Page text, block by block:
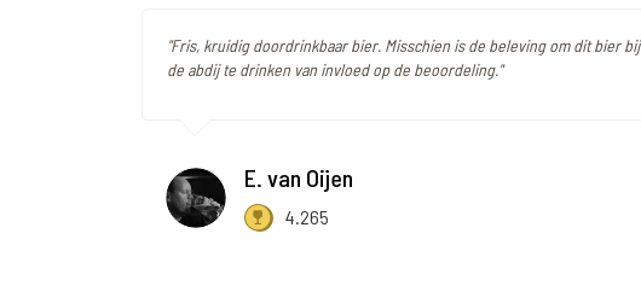
"Fris, kruidig doordrinkbaar bier. Misschien is de beleving om dit bier bij
de abdij te drinken van invloed op de beoordeling."
E. van Oijen
4.265